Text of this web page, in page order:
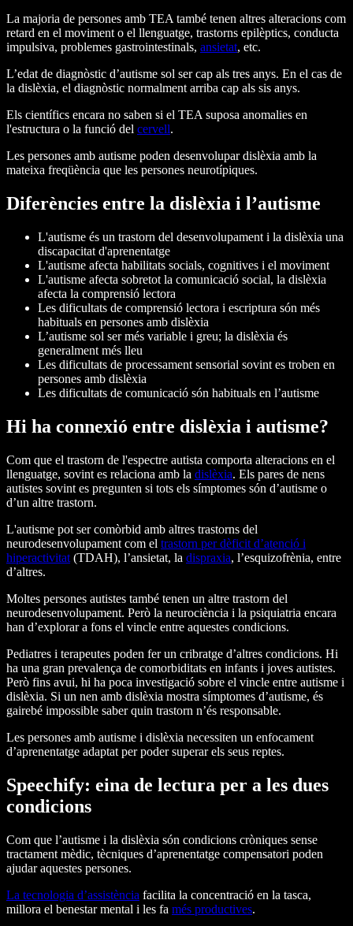
La majoria de persones amb TEA també tenen altres alteracions com
retard en el moviment o el llenguatge, trastorns epilèptics, conducta
impulsiva, problemes gastrointestinals, ansietat, etc.
L’edat de diagnòstic d’autisme sol ser cap als tres anys. En el cas de
la dislèxia, el diagnòstic normalment arriba cap als sis anys.
Els científics encara no saben si el TEA suposa anomalies en
l'estructura o la funció del cervell.
Les persones amb autisme poden desenvolupar dislèxia amb la
mateixa freqüència que les persones neurotípiques.
Diferències entre la dislèxia i l’autisme
L'autisme és un trastorn del desenvolupament i la dislèxia una
discapacitat d'aprenentatge
L'autisme afecta habilitats socials, cognitives i el moviment
L'autisme afecta sobretot la comunicació social, la dislèxia
afecta la comprensió lectora
Les dificultats de comprensió lectora i escriptura són més
habituals en persones amb dislèxia
L’autisme sol ser més variable i greu; la dislèxia és
generalment més lleu
Les dificultats de processament sensorial sovint es troben en
persones amb dislèxia
Les dificultats de comunicació són habituals en l’autisme
Hi ha connexió entre dislèxia i autisme?
Com que el trastorn de l'espectre autista comporta alteracions en el
llenguatge, sovint es relaciona amb la dislèxia. Els pares de nens
autistes sovint es pregunten si tots els símptomes són d’autisme o
d’un altre trastorn.
L'autisme pot ser comòrbid amb altres trastorns del
neurodesenvolupament com el trastorn per dèficit d’atenció i
hiperactivitat (TDAH), l’ansietat, la dispraxia, l’esquizofrènia, entre
d’altres.
Moltes persones autistes també tenen un altre trastorn del
neurodesenvolupament. Però la neurociència i la psiquiatria encara
han d’explorar a fons el vincle entre aquestes condicions.
Pediatres i terapeutes poden fer un cribratge d’altres condicions. Hi
ha una gran prevalença de comorbiditats en infants i joves autistes.
Però fins avui, hi ha poca investigació sobre el vincle entre autisme i
dislèxia. Si un nen amb dislèxia mostra símptomes d’autisme, és
gairebé impossible saber quin trastorn n’és responsable.
Les persones amb autisme i dislèxia necessiten un enfocament
d’aprenentatge adaptat per poder superar els seus reptes.
Speechify: eina de lectura per a les dues
condicions
Com que l’autisme i la dislèxia són condicions cròniques sense
tractament mèdic, tècniques d’aprenentatge compensatori poden
ajudar aquestes persones.
La tecnologia d’assistència facilita la concentració en la tasca,
millora el benestar mental i les fa més productives.